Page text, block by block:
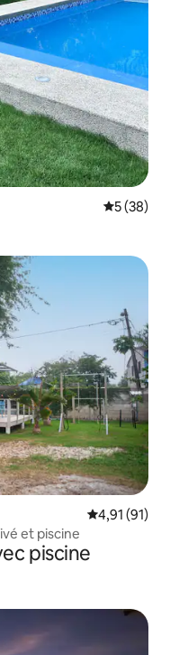
Note
5 (38)
Note
4,91 (91)
et piscine
piscine